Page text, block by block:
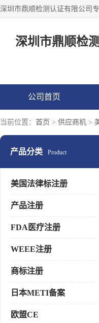
深圳市鼎顺检
公司首页
当前位置： 首页 > 供应商机 >
产品分类 Product
美国法律标注册
产品注册
FDA医疗注册
WEEE注册
商标注册
日本METI备案
欧盟CE